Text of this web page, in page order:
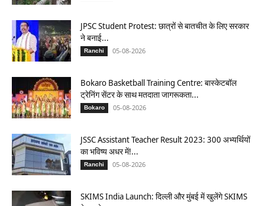
JPSC Student Protest: छात्रों से बातचीत के लिए सरकार
ने बनाई...
Ranchi 05-08-2026
Bokaro Basketball Training Centre: बास्केटबॉल
ट्रेनिंग सेंटर के साथ मतदाता जागरूकता...
Bokaro 05-08-2026
JSSC Assistant Teacher Result 2023: 300 अभ्यर्थियों
का भविष्य अधर में!...
Ranchi 05-08-2026
SKIMS India Launch: दिल्ली और मुंबई में खुलेंगे SKIMS